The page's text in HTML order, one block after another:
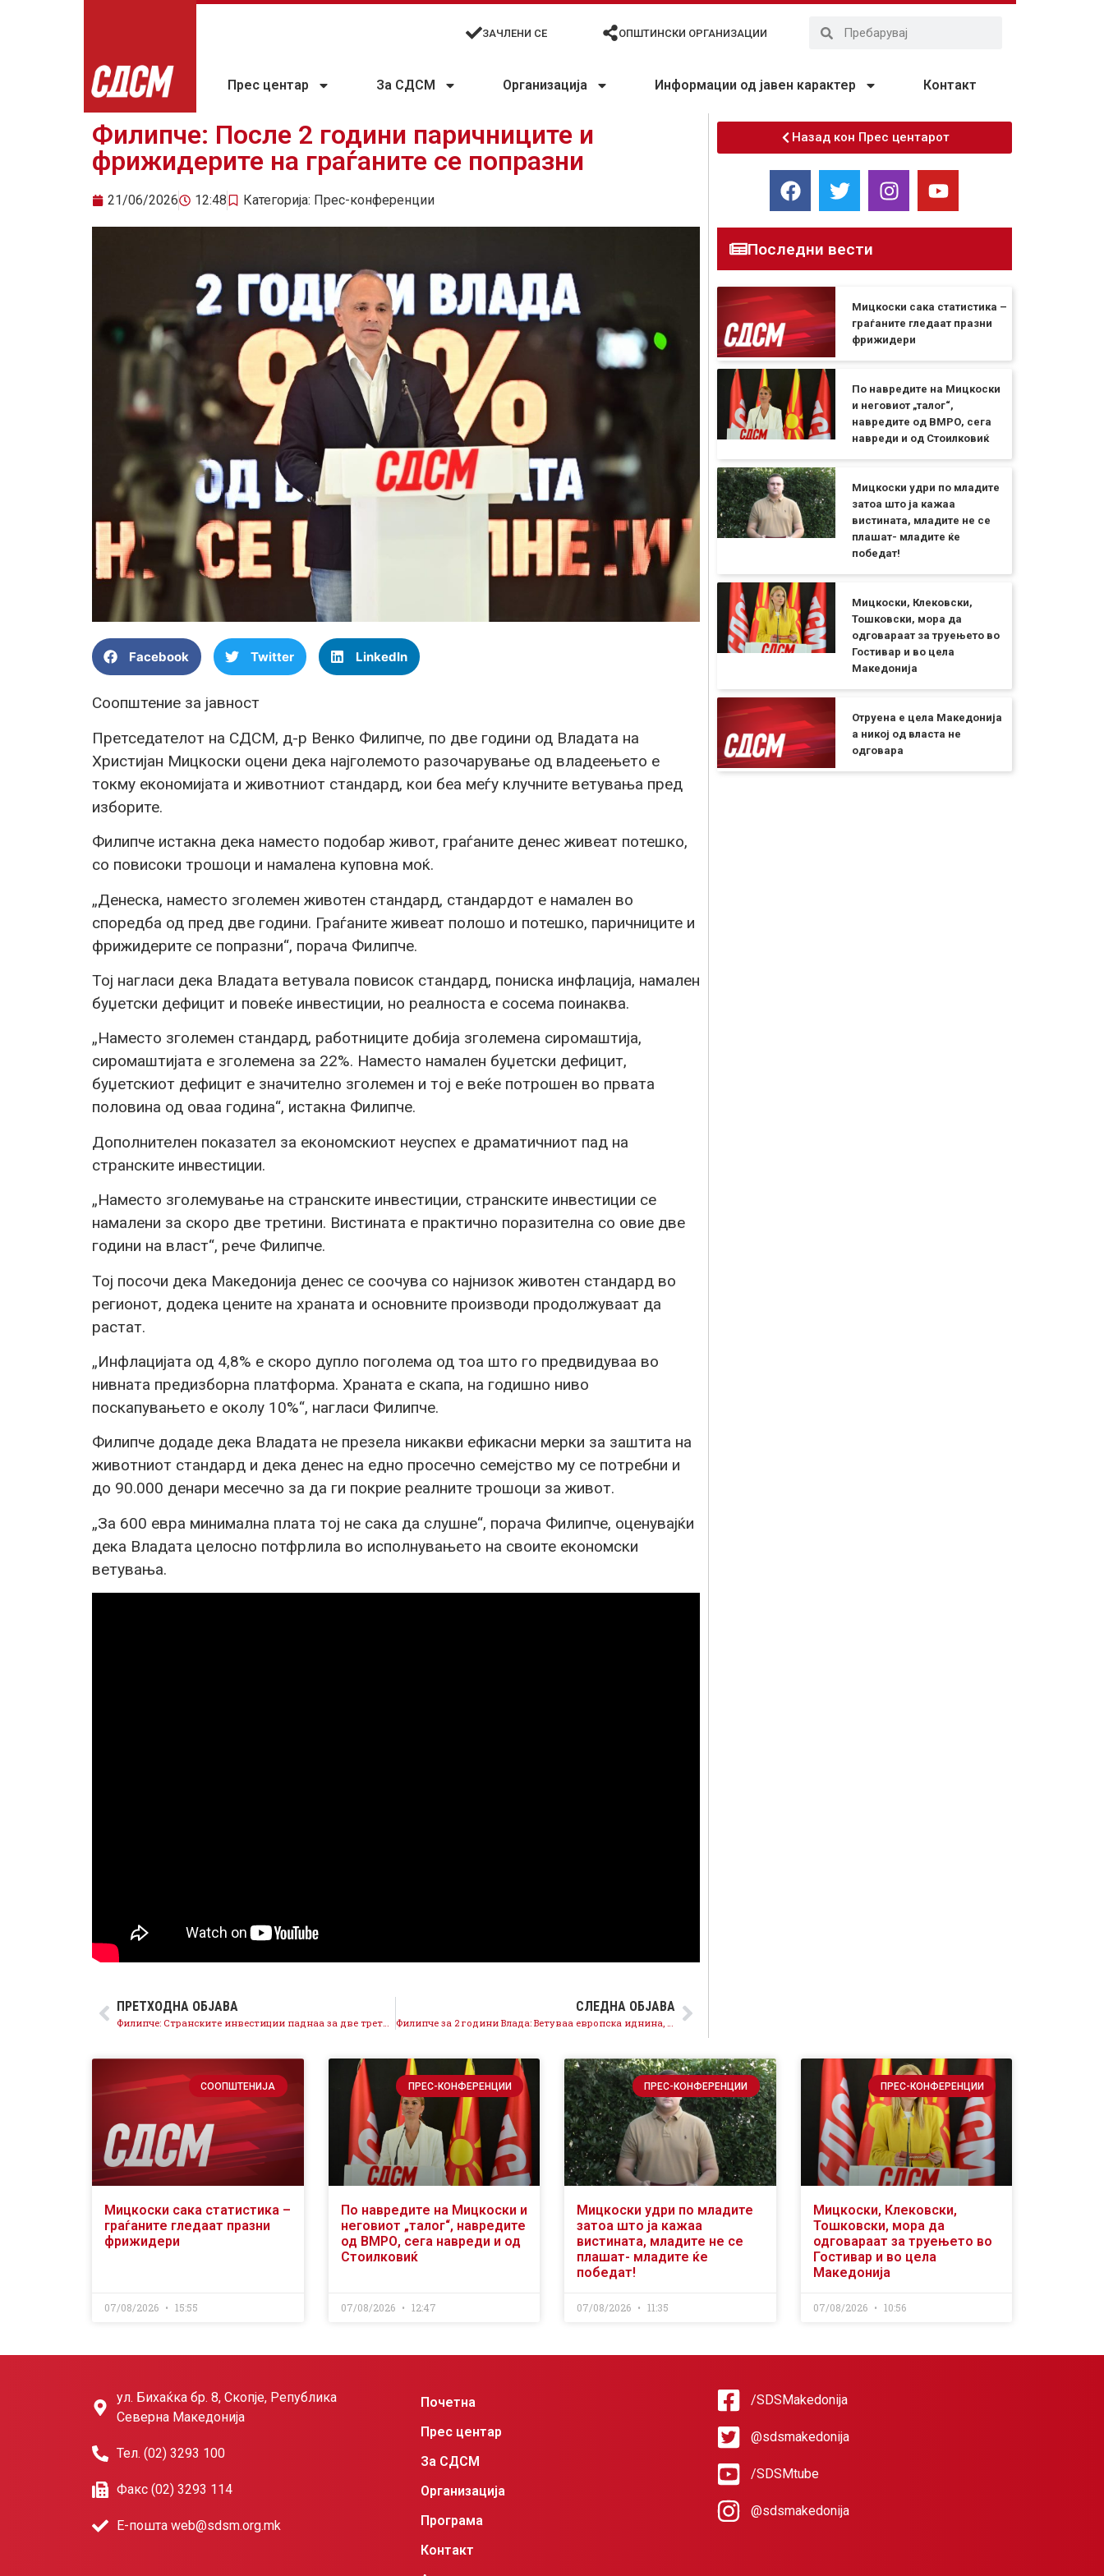
ЗАЧЛЕНИ СЕ ОПШТИНСКИ ОРГАНИЗАЦИИ
Прес центар За СДСМ Организација Информации од јавен карактер Контакт
Филипче: После 2 години паричниците и
фрижидерите на граѓаните се попразни
21/06/2026 12:48 Категорија: Прес-конференции
Facebook Twitter LinkedIn
Соопштение за јавност
Претседателот на СДСМ, д-р Венко Филипче, по две години од Владата на
Христијан Мицкоски оцени дека најголемото разочарување од владеењето е
токму економијата и животниот стандард, кои беа меѓу клучните ветувања пред
изборите.
Филипче истакна дека наместо подобар живот, граѓаните денес живеат потешко,
со повисоки трошоци и намалена куповна моќ.
„Денеска, наместо зголемен животен стандард, стандардот е намален во
споредба од пред две години. Граѓаните живеат полошо и потешко, паричниците и
фрижидерите се попразни“, порача Филипче.
Тој нагласи дека Владата ветувала повисок стандард, пониска инфлација, намален
буџетски дефицит и повеќе инвестиции, но реалноста е сосема поинаква.
„Наместо зголемен стандард, работниците добија зголемена сиромаштија,
сиромаштијата е зголемена за 22%. Наместо намален буџетски дефицит,
буџетскиот дефицит е значително зголемен и тој е веќе потрошен во првата
половина од оваа година“, истакна Филипче.
Дополнителен показател за економскиот неуспех е драматичниот пад на
странските инвестиции.
„Наместо зголемување на странските инвестиции, странските инвестиции се
намалени за скоро две третини. Вистината е практично поразителна со овие две
години на власт“, рече Филипче.
Тој посочи дека Македонија денес се соочува со најнизок животен стандард во
регионот, додека цените на храната и основните производи продолжуваат да
растат.
„Инфлацијата од 4,8% е скоро дупло поголема од тоа што го предвидуваа во
нивната предизборна платформа. Храната е скапа, на годишно ниво
поскапувањето е околу 10%“, нагласи Филипче.
Филипче додаде дека Владата не презела никакви ефикасни мерки за заштита на
животниот стандард и дека денес на едно просечно семејство му се потребни и
до 90.000 денари месечно за да ги покрие реалните трошоци за живот.
„За 600 евра минимална плата тој не сака да слушне“, порача Филипче, оценувајќи
дека Владата целосно потфрлила во исполнувањето на своите економски
ветувања.
ПРЕТХОДНА ОБЈАВА
Филипче: Странските инвестиции паднаа за две третини, економските ветувања на Мицкоски пропаднаа
СЛЕДНА ОБЈАВА
Филипче за 2 години Влада: Ветуваа европска иднина, донесоа изолација
Назад кон Прес центарот
Последни вести
Мицкоски сака статистика –
граѓаните гледаат празни
фрижидери
По навредите на Мицкоски
и неговиот „талог“,
навредите од ВМРО, сега
навреди и од Стоилковиќ
Мицкоски удри по младите
затоа што ја кажаа
вистината, младите не се
плашат- младите ќе
победат!
Мицкоски, Клековски,
Тошковски, мора да
одговараат за труењето во
Гостивар и во цела
Македонија
Отруена е цела Македонија
а никој од власта не
одговара
СООПШТЕНИЈА
Мицкоски сака статистика –
граѓаните гледаат празни
фрижидери
07/08/2026 15:55
ПРЕС-КОНФЕРЕНЦИИ
По навредите на Мицкоски и
неговиот „талог“, навредите
од ВМРО, сега навреди и од
Стоилковиќ
07/08/2026 12:47
ПРЕС-КОНФЕРЕНЦИИ
Мицкоски удри по младите
затоа што ја кажаа
вистината, младите не се
плашат- младите ќе
победат!
07/08/2026 11:35
ПРЕС-КОНФЕРЕНЦИИ
Мицкоски, Клековски,
Тошковски, мора да
одговараат за труењето во
Гостивар и во цела
Македонија
07/08/2026 10:56
ул. Бихаќка бр. 8, Скопје, Република
Северна Македонија
Тел. (02) 3293 100
Факс (02) 3293 114
Е-пошта web@sdsm.org.mk
Почетна
Прес центар
За СДСМ
Организација
Програма
Контакт
/SDSMakedonija
@sdsmakedonija
/SDSMtube
@sdsmakedonija